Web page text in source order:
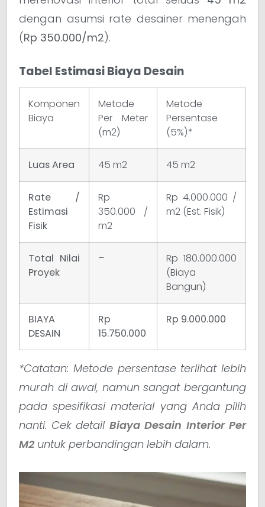
dengan asumsi rate desainer menengah
(Rp 350.000/m2).
Tabel Estimasi Biaya Desain
Komponen
Biaya
Metode
Per Meter
(m2)
Metode
Persentase
(5%)*
Luas Area 45 m2 45 m2
Rate /
Estimasi
Fisik
Rp
350.000 /
m2
Rp 4.000.000 /
m2 (Est. Fisik)
Total Nilai
Proyek
–
Rp 180.000.000
(Biaya
Bangun)
BIAYA
DESAIN
Rp
15.750.000
Rp 9.000.000
*Catatan: Metode persentase terlihat lebih
murah di awal, namun sangat bergantung
pada spesifikasi material yang Anda pilih
nanti. Cek detail Biaya Desain Interior Per
M2 untuk perbandingan lebih dalam.